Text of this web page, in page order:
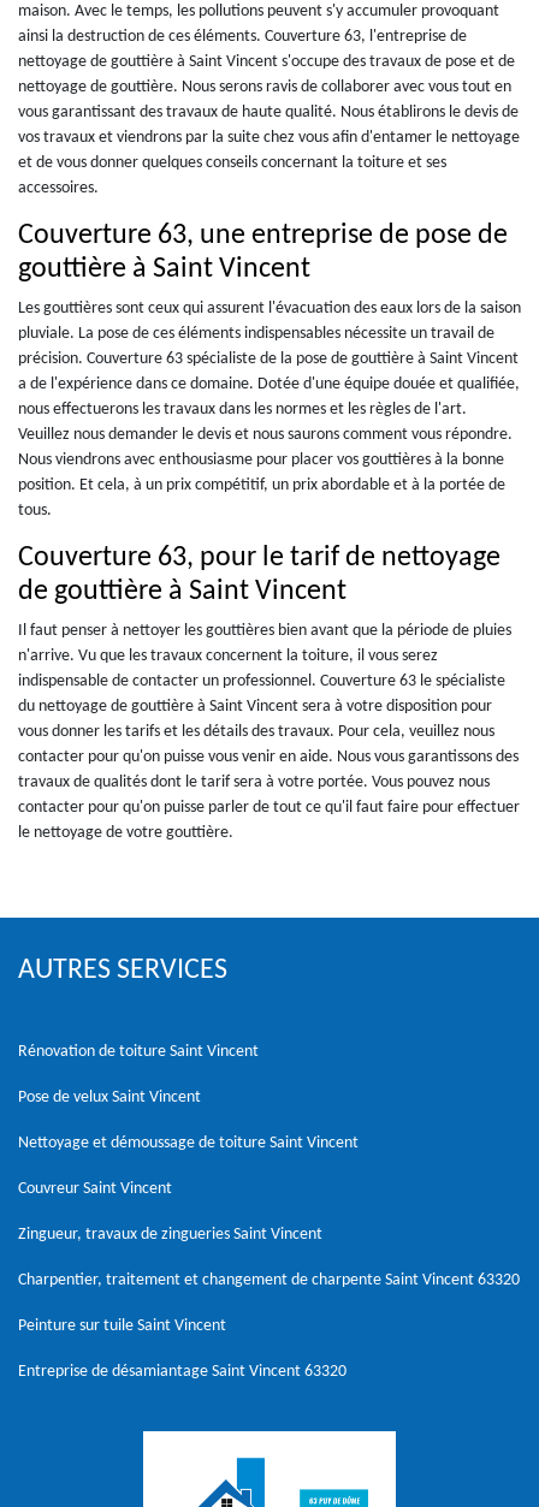
maison. Avec le temps, les pollutions peuvent s'y accumuler provoquant
ainsi la destruction de ces éléments. Couverture 63, l'entreprise de
nettoyage de gouttière à Saint Vincent s'occupe des travaux de pose et de
nettoyage de gouttière. Nous serons ravis de collaborer avec vous tout en
vous garantissant des travaux de haute qualité. Nous établirons le devis de
vos travaux et viendrons par la suite chez vous afin d'entamer le nettoyage
et de vous donner quelques conseils concernant la toiture et ses
accessoires.
Couverture 63, une entreprise de pose de
gouttière à Saint Vincent
Les gouttières sont ceux qui assurent l'évacuation des eaux lors de la saison
pluviale. La pose de ces éléments indispensables nécessite un travail de
précision. Couverture 63 spécialiste de la pose de gouttière à Saint Vincent
a de l'expérience dans ce domaine. Dotée d'une équipe douée et qualifiée,
nous effectuerons les travaux dans les normes et les règles de l'art.
Veuillez nous demander le devis et nous saurons comment vous répondre.
Nous viendrons avec enthousiasme pour placer vos gouttières à la bonne
position. Et cela, à un prix compétitif, un prix abordable et à la portée de
tous.
Couverture 63, pour le tarif de nettoyage
de gouttière à Saint Vincent
Il faut penser à nettoyer les gouttières bien avant que la période de pluies
n'arrive. Vu que les travaux concernent la toiture, il vous serez
indispensable de contacter un professionnel. Couverture 63 le spécialiste
du nettoyage de gouttière à Saint Vincent sera à votre disposition pour
vous donner les tarifs et les détails des travaux. Pour cela, veuillez nous
contacter pour qu'on puisse vous venir en aide. Nous vous garantissons des
travaux de qualités dont le tarif sera à votre portée. Vous pouvez nous
contacter pour qu'on puisse parler de tout ce qu'il faut faire pour effectuer
le nettoyage de votre gouttière.
AUTRES SERVICES
Rénovation de toiture Saint Vincent
Pose de velux Saint Vincent
Nettoyage et démoussage de toiture Saint Vincent
Couvreur Saint Vincent
Zingueur, travaux de zingueries Saint Vincent
Charpentier, traitement et changement de charpente Saint Vincent 63320
Peinture sur tuile Saint Vincent
Entreprise de désamiantage Saint Vincent 63320